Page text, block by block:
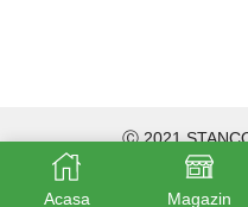
Ⓒ 2021
Acasa Magazin